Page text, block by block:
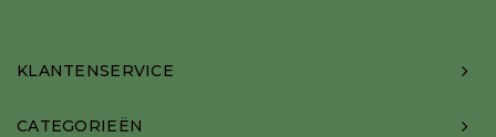
KLANTENSERVICE
CATEGORIEËN